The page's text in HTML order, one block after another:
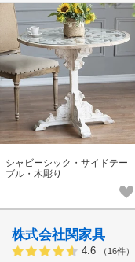
シャビーシック・サイドテー
ブル・木彫り
株式会社関家具
4.6 （16件）